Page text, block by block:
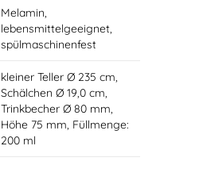
Melamin,
lebensmittelgeeignet,
spülmaschinenfest
kleiner Teller Ø 235 cm,
Schälchen Ø 19,0 cm,
Trinkbecher Ø 80 mm,
Höhe 75 mm, Füllmenge:
200 ml